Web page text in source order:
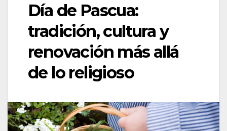
Día de Pascua:
tradición, cultura y
renovación más allá
de lo religioso